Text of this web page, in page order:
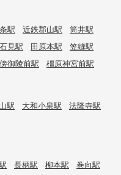
駅 近鉄郡山駅
筒井駅
石見駅 田原本駅
笠縫駅
御陵前駅 橿原神宮前駅
駅 大和小泉駅
法隆寺駅
長柄駅 柳本駅
巻向駅